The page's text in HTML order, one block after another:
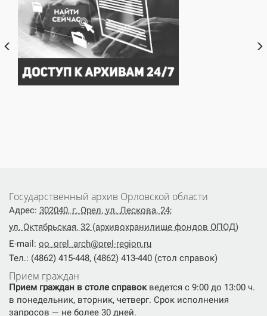
Государственный архив Орловской области
Адрес: 302040, г. Орел, ул. Лескова, 24;
ул. Октябрьская, 32 (архивохранилище фондов ОПОД)
E-mail: oo_orel_arch@orel-region.ru
Тел.: (4862) 415-448, (4862) 413-440 (стол справок)
Прием граждан
Прием граждан в столе справокведется с 9:00 до 13:00 ч.
в понедельник, вторник, четверг. Срок исполнения
запросов — не более 30 дней.